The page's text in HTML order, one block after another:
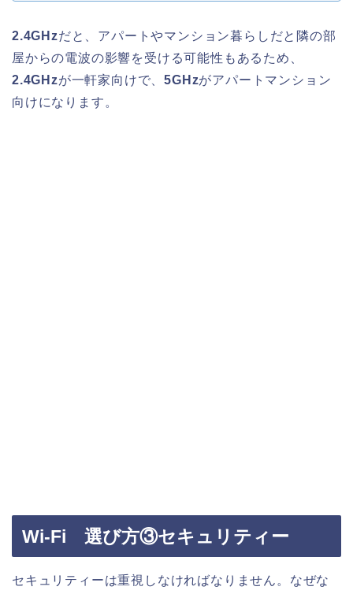
2.4GHzだと、アパートやマンション暮らしだと隣の部
屋からの電波の影響を受ける可能性もあるため、
2.4GHzが一軒家向けで、5GHzがアパートマンション
向けになります。
Wi-Fi 選び方③セキュリティー
セキュリティーは重視しなければなりません。なぜな